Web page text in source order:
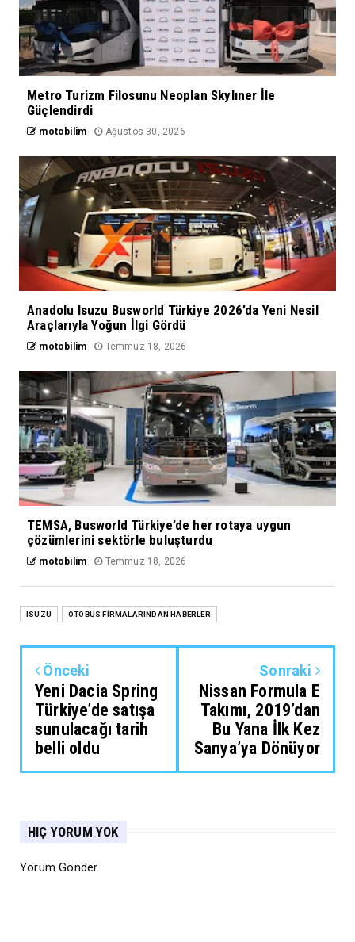
Metro Turizm Filosunu Neoplan Skylıner İle
Güçlendirdi
motobilim Ağustos 30, 2026
Anadolu Isuzu Busworld Türkiye 2026’da Yeni Nesil
Araçlarıyla Yoğun İlgi Gördü
motobilim Temmuz 18, 2026
TEMSA, Busworld Türkiye’de her rotaya uygun
çözümlerini sektörle buluşturdu
motobilim Temmuz 18, 2026
ISUZU OTOBÜS FİRMALARINDAN HABERLER
Önceki
Yeni Dacia Spring
Türkiye’de satışa
sunulacağı tarih
belli oldu
Sonraki
Nissan Formula E
Takımı, 2019’dan
Bu Yana İlk Kez
Sanya’ya Dönüyor
HIÇ YORUM YOK
Yorum Gönder